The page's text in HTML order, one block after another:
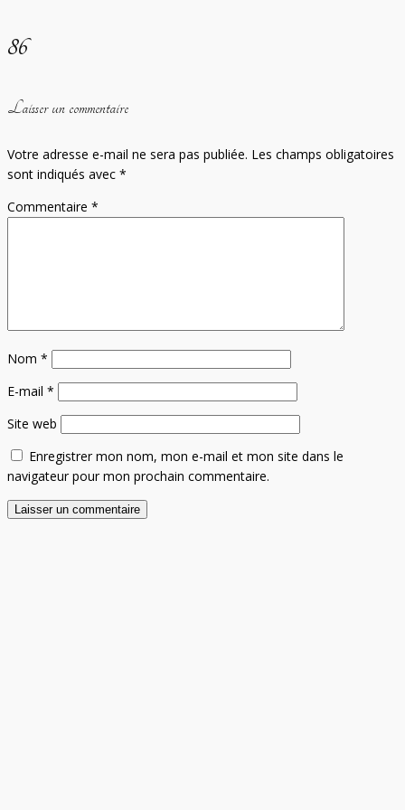
86
Laisser un commentaire
Votre adresse e-mail ne sera pas publiée. Les champs obligatoires
sont indiqués avec *
Commentaire *
Nom *
E-mail *
Site web
Enregistrer mon nom, mon e-mail et mon site dans le
navigateur pour mon prochain commentaire.